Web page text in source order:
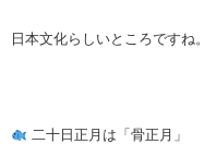
日本文化らしいところですね。
二十日正月は「骨正月」